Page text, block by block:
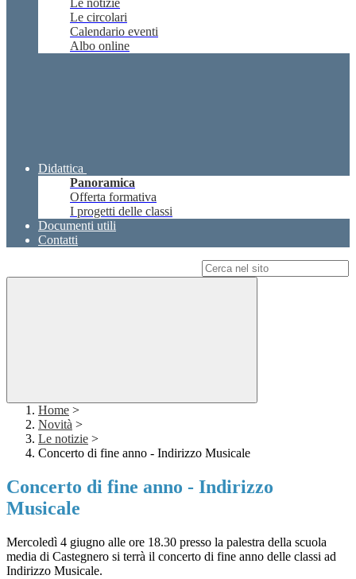
Le notizie
Le circolari
Calendario eventi
Albo online
Didattica
Panoramica
Offerta formativa
I progetti delle classi
Documenti utili
Contatti
Home >
Novità >
Le notizie >
Concerto di fine anno - Indirizzo Musicale
Concerto di fine anno - Indirizzo
Musicale
Mercoledì 4 giugno alle ore 18.30 presso la palestra della scuola
media di Castegnero si terrà il concerto di fine anno delle classi ad
Indirizzo Musicale.